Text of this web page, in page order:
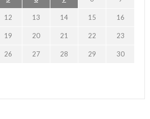
12 13 14 15 16
19 20 21 22 23
26 27 28 29 30